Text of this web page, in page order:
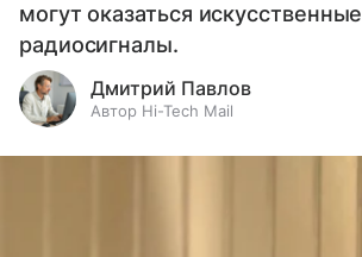
могут оказаться искусственные
радиосигналы.
Дмитрий Павлов
Автор Hi-Tech Mail